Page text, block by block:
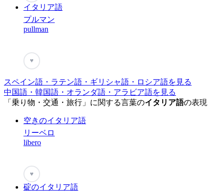
イタリア語
プルマン
pullman
♥
スペイン語・ラテン語・ギリシャ語・ロシア語を見る
中国語・韓国語・オランダ語・アラビア語を見る
「乗り物・交通・旅行」に関する言葉のイタリア語の表現
空きのイタリア語
リーベロ
libero
♥
碇のイタリア語